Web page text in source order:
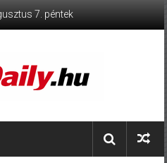
7. péntek